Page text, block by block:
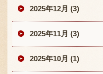
2025年12月 (3)
2025年11月 (3)
2025年10月 (1)